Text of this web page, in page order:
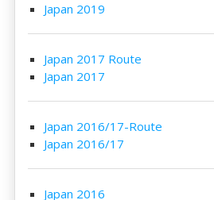
Japan 2019
Japan 2017 Route
Japan 2017
Japan 2016/17-Route
Japan 2016/17
Japan 2016